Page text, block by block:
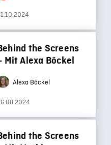
the Screens
Mit Alexa Böckel
Alexa Böckel
the Screens